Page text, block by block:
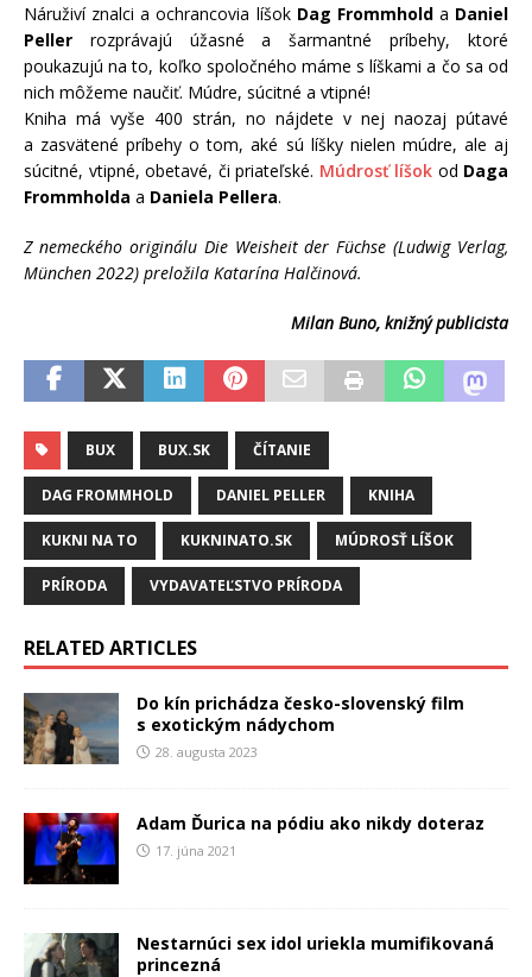
Náruživí znalci a ochrancovia líšok Dag Frommholda Daniel
Peller rozprávajú úžasné a šarmantné príbehy, ktoré
poukazujú na to, koľko spoločného máme s líškami a čo sa od
nich môžeme naučiť. Múdre, súcitné a vtipné!
Kniha má vyše 400 strán, no nájdete v nej naozaj pútavé
a zasvätené príbehy o tom, aké sú líšky nielen múdre, ale aj
súcitné, vtipné, obetavé, či priateľské. Múdrosť líšok od Daga
Frommholda a Daniela Pellera.
Z nemeckého originálu Die Weisheit der Füchse (Ludwig Verlag,
München 2022) preložila Katarína Halčinová.
Milan Buno, knižný publicista
BUX BUX.SK ČÍTANIE
DAG FROMMHOLD DANIEL PELLER KNIHA
KUKNI NA TO KUKNINATO.SK MÚDROSŤ LÍŠOK
PRÍRODA VYDAVATEĽSTVO PRÍRODA
RELATED ARTICLES
Do kín prichádza česko-slovenský film
s exotickým nádychom
28. augusta 2023
Adam Ďurica na pódiu ako nikdy doteraz
17. júna 2021
Nestarnúci sex idol uriekla mumifikovaná
princezná